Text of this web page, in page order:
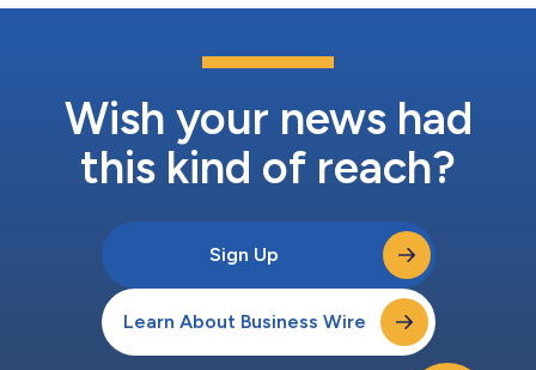
Wish your news had
this kind of reach?
Sign Up
Learn About Business Wire